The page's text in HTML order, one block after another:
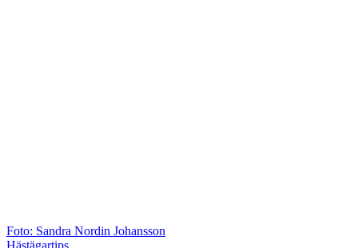
Foto: Sandra Nordin Johansson